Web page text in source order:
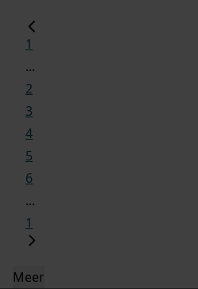
1
...
2
3
4
5
6
...
1
Meer